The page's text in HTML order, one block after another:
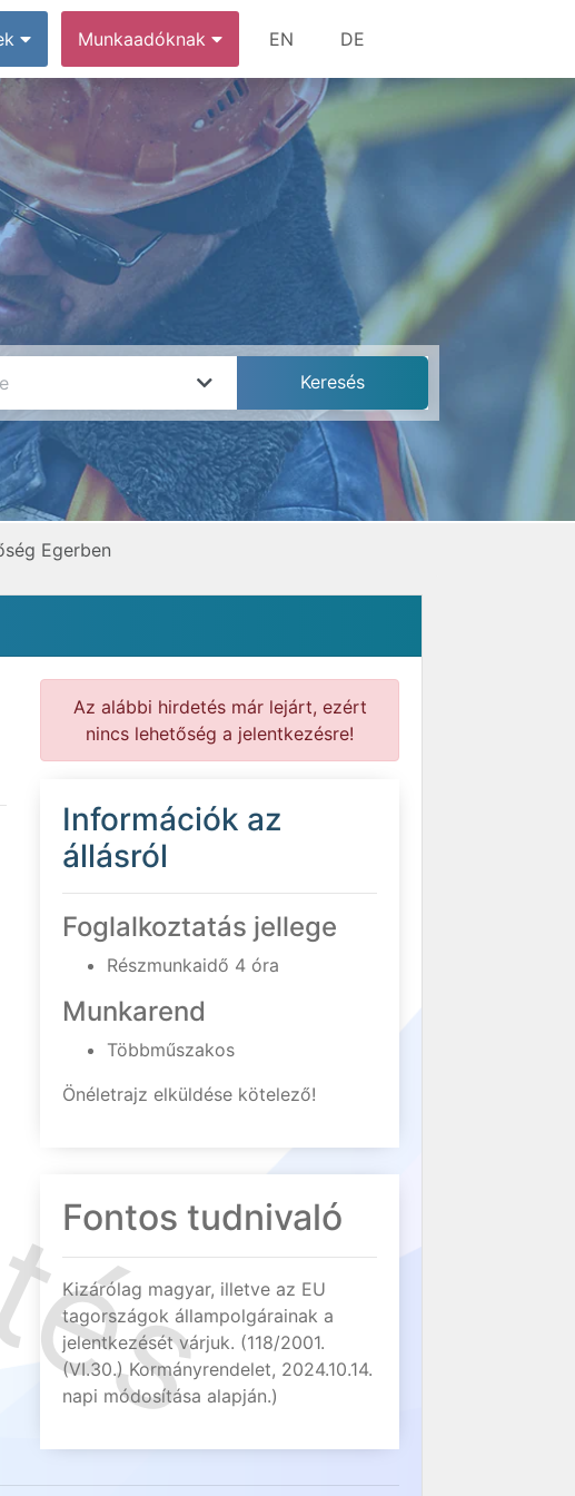
Munkaadóknak EN DE
Egerben
Az alábbi hirdetés már lejárt, ezért
nincs lehetőség a jelentkezésre!
Információk az
állásról
Foglalkoztatás jellege
Részmunkaidő 4 óra
Munkarend
Többműszakos
Önéletrajz elküldése kötelező!
Fontos tudnivaló
Kizárólag magyar, illetve az EU
tagországok állampolgárainak a
jelentkezését várjuk. (118/2001.
(VI.30.) Kormányrendelet, 2024.10.14.
napi módosítása alapján.)